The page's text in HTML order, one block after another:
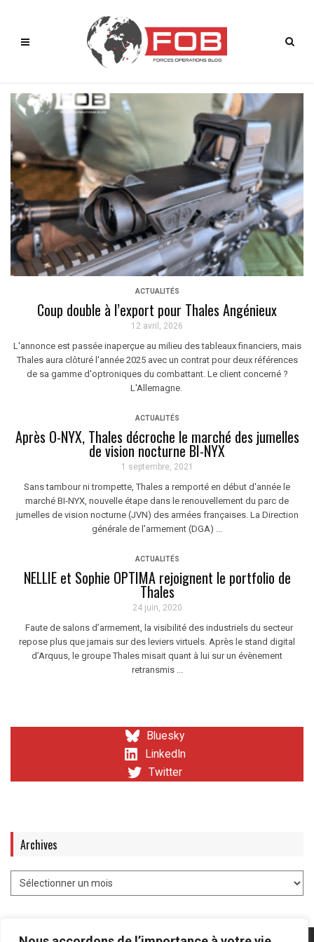
ACTUALITÉS
Coup double à l’export pour Thales Angénieux
12 avril, 2026
L'annonce est passée inaperçue au milieu des tableaux financiers, mais
Thales aura clôturé l'année 2025 avec un contrat pour deux références
de sa gamme d'optroniques du combattant. Le client concerné ?
L'Allemagne.
ACTUALITÉS
Après O-NYX, Thales décroche le marché des jumelles
de vision nocturne BI-NYX
1 septembre, 2021
Sans tambour ni trompette, Thales a remporté en début d'année le
marché BI-NYX, nouvelle étape dans le renouvellement du parc de
jumelles de vision nocturne (JVN) des armées françaises. La Direction
générale de l'armement (DGA) ...
ACTUALITÉS
NELLIE et Sophie OPTIMA rejoignent le portfolio de
Thales
24 juin, 2020
Faute de salons d’armement, la visibilité des industriels du secteur
repose plus que jamais sur des leviers virtuels. Après le stand digital
d’Arquus, le groupe Thales misait quant à lui sur un évènement
retransmis ...
Bluesky
LinkedIn
Twitter
Archives